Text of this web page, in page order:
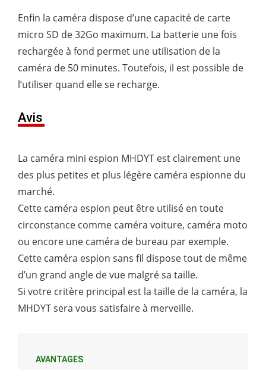
Enfin la caméra dispose d’une capacité de carte
micro SD de 32Go maximum. La batterie une fois
rechargée à fond permet une utilisation de la
caméra de 50 minutes. Toutefois, il est possible de
l’utiliser quand elle se recharge.
Avis
La caméra mini espion MHDYT est clairement une
des plus petites et plus légère caméra espionne du
marché.
Cette caméra espion peut être utilisé en toute
circonstance comme caméra voiture, caméra moto
ou encore une caméra de bureau par exemple.
Cette caméra espion sans fil dispose tout de même
d’un grand angle de vue malgré sa taille.
Si votre critère principal est la taille de la caméra, la
MHDYT sera vous satisfaire à merveille.
AVANTAGES